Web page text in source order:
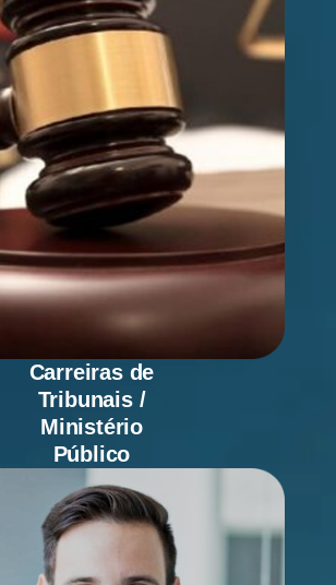
Carreiras de
Tribunais /
Ministério
Público